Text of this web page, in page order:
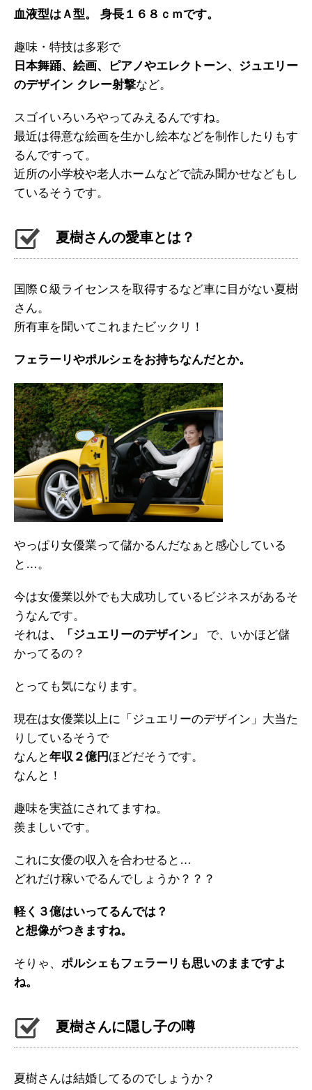
血液型はＡ型。 身長１６８ｃｍです。
趣味・特技は多彩で
日本舞踊、絵画、ピアノやエレクトーン、ジュエリー
のデザイン クレー射撃など。
スゴイいろいろやってみえるんですね。
最近は得意な絵画を生かし絵本などを制作したりもす
るんですって。
近所の小学校や老人ホームなどで読み聞かせなどもし
ているそうです。
夏樹さんの愛車とは？
国際Ｃ級ライセンスを取得するなど車に目がない夏樹
さん。
所有車を聞いてこれまたビックリ！
フェラーリやポルシェをお持ちなんだとか。
やっぱり女優業って儲かるんだなぁと感心している
と…。
今は女優業以外でも大成功しているビジネスがあるそ
うなんです。
それは、「ジュエリーのデザイン」
で、いかほど儲
かってるの？
とっても気になります。
現在は女優業以上に「ジュエリーのデザイン」大当た
りしているそうで
なんと年収２億円 ほどだそうです。
なんと！
趣味を実益にされてますね。
羨ましいです。
これに女優の収入を合わせると…
どれだけ稼いでるんでしょうか？？？
軽く３億はいってるんでは？
と想像がつきますね。
そりゃ、 ポルシェもフェラーリも思いのままですよ
ね。
夏樹さんに隠し子の噂
夏樹さんは結婚してるのでしょうか？